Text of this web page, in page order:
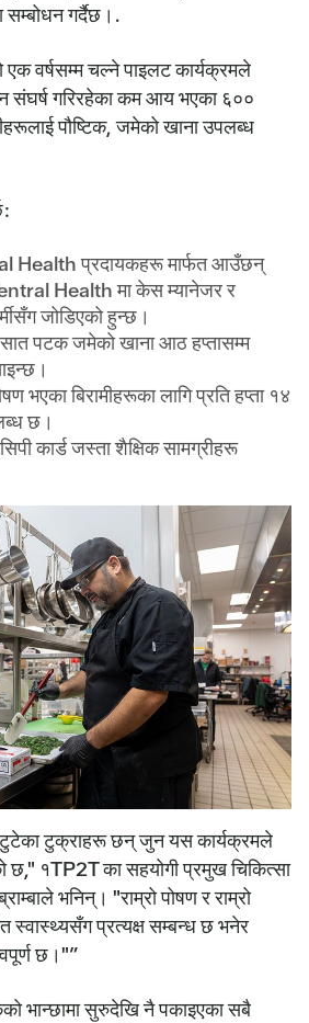
सम्बोधन गर्दैछ।.
एक वर्षसम्म चल्ने पाइलट कार्यक्रमले
संघर्ष गरिरहेका कम आय भएका ६००
पौष्टिक, जमेको खाना उपलब्ध
Health प्रदायकहरू मार्फत आउँछन्
Health मा केस म्यानेजर र
जोडिएको हुन्छ।
सात पटक जमेको खाना आठ हप्तासम्म
भएका बिरामीहरूका लागि प्रति हप्ता १४
छ।
कार्ड जस्ता शैक्षिक सामग्रीहरू
टुटेका टुक्राहरू छन् जुन यस कार्यक्रमले
छ," १TP2T का सहयोगी प्रमुख चिकित्सा
भनिन्। "राम्रो पोषण र राम्रो
स्वास्थ्यसँग प्रत्यक्ष सम्बन्ध छ भनेर
छ।"”
भान्छामा सुरुदेखि नै पकाइएका सबै